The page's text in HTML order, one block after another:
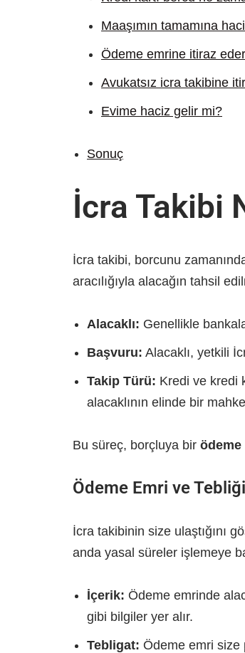
Maaşımın tamamına
Ödeme emrine itiraz
Avukatsız icra takibine
Evime haciz gelir mi?
Sonuç
İcra Takibi
İcra takibi, borcunu
aracılığıyla alacağın tahsil
Alacaklı: Genellikle
Başvuru: Alacaklı, yetkili
Takip Türü: Kredi ve kredi
alacaklının elinde bir
Bu süreç, borçluya bir ödeme
Ödeme Emri ve
İcra takibinin size ulaştığını
anda yasal süreler işlemeye
İçerik: Ödeme emrinde
gibi bilgiler yer alır.
Tebligat: Ödeme emri size